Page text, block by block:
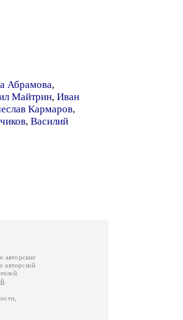
Абрамова,
Майтрин, Иван
Кармаров,
, Василий
авторские
авторской